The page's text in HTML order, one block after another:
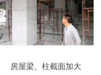
房屋梁、柱截面加大